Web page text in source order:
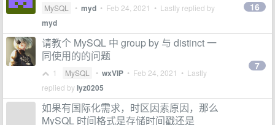
MySQL • myd • Feb 24, 2021 • Lastly replied by
myd
16
请教个 MySQL 中 group by 与 distinct 一
同使用的的问题
1 MySQL • wxVIP • Feb 24, 2021 • Lastly
replied bylyz0205
7
如果有国际化需求，时区因素原因，那么
MySQL 时间格式是存储时间戳还是